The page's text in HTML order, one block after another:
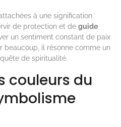
à une signification
de protection et de guide
un sentiment constant de paix
beaucoup, il résonne comme un
de spiritualité.
couleurs du